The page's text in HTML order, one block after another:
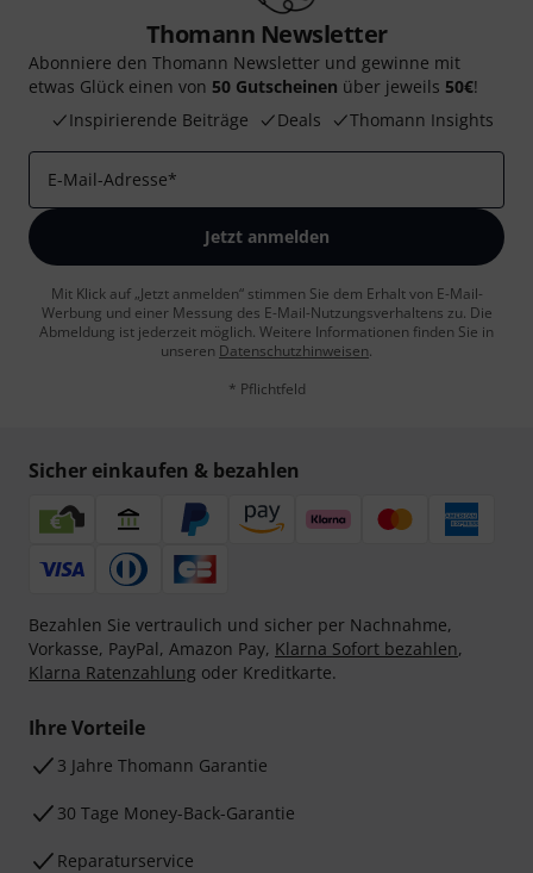
Thomann Newsletter
Abonniere den Thomann Newsletter und gewinne mit
etwas Glück einen von 50 Gutscheinen über jeweils 50€!
Inspirierende Beiträge
Deals Thomann Insights
E-Mail-Adresse*
Jetzt anmelden
Mit Klick auf „Jetzt anmelden“ stimmen Sie dem Erhalt von E-Mail-
Werbung und einer Messung des E-Mail-Nutzungsverhaltens zu. Die
Abmeldung ist jederzeit möglich. Weitere Informationen finden Sie in
unseren Datenschutzhinweisen.
* Pflichtfeld
Sicher einkaufen & bezahlen
Bezahlen Sie vertraulich und sicher per Nachnahme,
Vorkasse, PayPal, Amazon Pay, Klarna Sofort bezahlen,
Klarna Ratenzahlung oder Kreditkarte.
Ihre Vorteile
3 Jahre Thomann Garantie
30 Tage Money-Back-Garantie
Reparaturservice